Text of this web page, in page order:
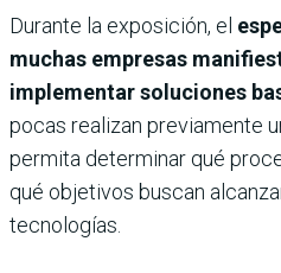
Durante la exposición, el
muchas empresas
implementar soluciones
pocas realizan previamente
permita determinar qué
qué objetivos buscan
tecnologías.